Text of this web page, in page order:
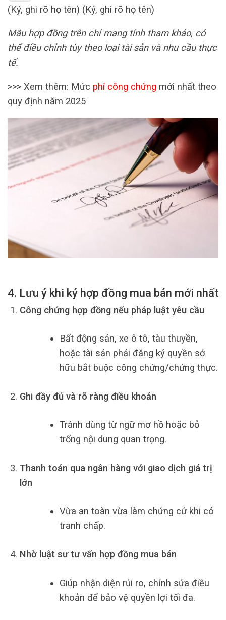
(Ký, ghi rõ họ tên) (Ký, ghi rõ họ tên)
Mẫu hợp đồng trên chỉ mang tính tham khảo, có
thể điều chỉnh tùy theo loại tài sản và nhu cầu thực
tế.
>>> Xem thêm: Mức phí công chứng mới nhất theo
quy định năm 2025
4. Lưu ý khi ký hợp đồng mua bán mới nhất
Công chứng hợp đồng nếu pháp luật yêu cầu
Bất động sản, xe ô tô, tàu thuyền,
hoặc tài sản phải đăng ký quyền sở
hữu bắt buộc công chứng/chứng thực.
Ghi đầy đủ và rõ ràng điều khoản
Tránh dùng từ ngữ mơ hồ hoặc bỏ
trống nội dung quan trọng.
Thanh toán qua ngân hàng với giao dịch giá trị
lớn
Vừa an toàn vừa làm chứng cứ khi có
tranh chấp.
Nhờ luật sư tư vấn hợp đồng mua bán
Giúp nhận diện rủi ro, chỉnh sửa điều
khoản để bảo vệ quyền lợi tối đa.